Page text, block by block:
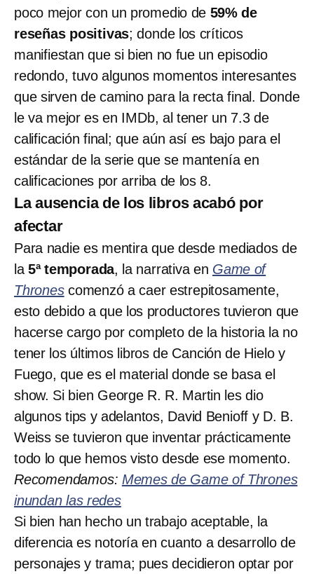
poco mejor con un promedio de 59% de
reseñas positivas; donde los críticos
manifiestan que si bien no fue un episodio
redondo, tuvo algunos momentos interesantes
que sirven de camino para la recta final. Donde
le va mejor es en IMDb, al tener un 7.3 de
calificación final; que aún así es bajo para el
estándar de la serie que se mantenía en
calificaciones por arriba de los 8.
La ausencia de los libros acabó por
afectar
Para nadie es mentira que desde mediados de
la 5ª temporada, la narrativa en Game of
Thronescomenzó a caer estrepitosamente,
esto debido a que los productores tuvieron que
hacerse cargo por completo de la historia la no
tener los últimos libros de Canción de Hielo y
Fuego, que es el material donde se basa el
show. Si bien George R. R. Martin les dio
algunos tips y adelantos, David Benioff y D. B.
Weiss se tuvieron que inventar prácticamente
todo lo que hemos visto desde ese momento.
Recomendamos: Memes de Game of Thrones
inundan las redes
Si bien han hecho un trabajo aceptable, la
diferencia es notoría en cuanto a desarrollo de
personajes y trama; pues decidieron optar por